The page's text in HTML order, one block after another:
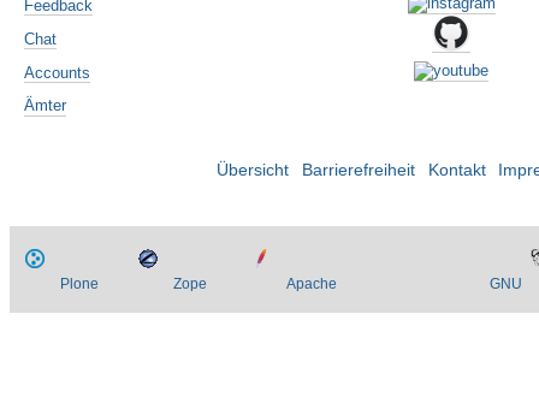
Feedback
Chat
Accounts
Ämter
Übersicht Barrierefreiheit Kontakt
Plone Zope Apache GNU